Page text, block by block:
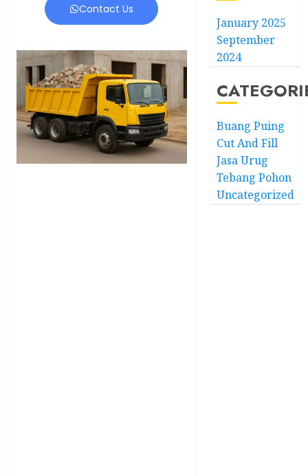
Contact Us
January 2025
September
2024
Buang Puing
Cut And Fill
Jasa Urug
Tebang Pohon
Uncategorized